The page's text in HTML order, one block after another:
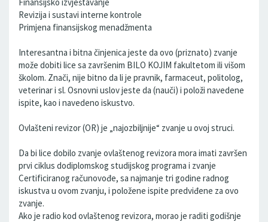
Revizija i sustavi interne kontrole
Primjena finansijskog menadžmenta
Interesantna i bitna činjenica jeste da ovo (priznato) zvanje
može dobiti lice sa završenim BILO KOJIM fakultetom ili višom
školom. Znači, nije bitno da li je pravnik, farmaceut, politolog,
veterinar i sl. Osnovni uslov jeste da (nauči) i položi navedene
ispite, kao i navedeno iskustvo.
Ovlašteni revizor (OR) je „najozbiljnije“ zvanje u ovoj struci.
Da bi lice dobilo zvanje ovlaštenog revizora mora imati završen
prvi ciklus dodiplomskog studijskog programa i zvanje
Certificiranog računovođe, sa najmanje tri godine radnog
iskustva u ovom zvanju, i položene ispite predviđene za ovo
zvanje.
Ako je radio kod ovlaštenog revizora, morao je raditi godišnje